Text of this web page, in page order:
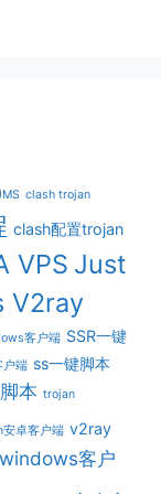
clash trojan
clash配置trojan
VPS Just
V2ray
客户端 SSR一键
端 ss一键脚本
本 trojan
卓客户端 v2ray
客户